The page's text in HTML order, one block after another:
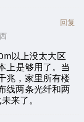
回复
以上没太大区
上是够用了。当
兆，家里所有楼
线两条光纤和两
来了。